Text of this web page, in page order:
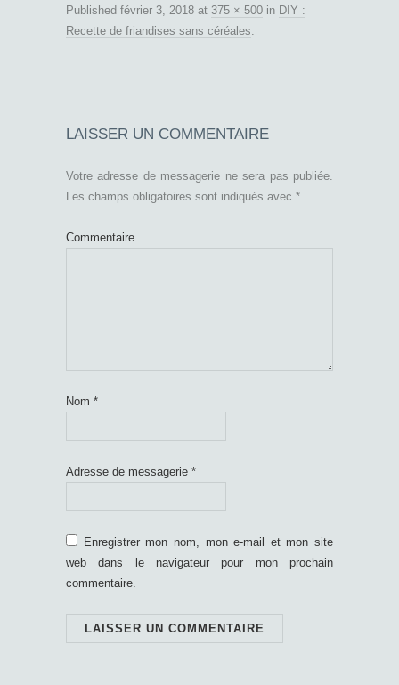
Published février 3, 2018 at 375 × 500 in DIY :
Recette de friandises sans céréales
LAISSER UN COMMENTAIRE
Votre adresse de messagerie ne sera pas publiée.
Les champs obligatoires sont indiqués avec *
Commentaire
Nom *
Adresse de messagerie *
Enregistrer mon nom, mon e-mail et mon site
web dans le navigateur pour mon prochain
commentaire.